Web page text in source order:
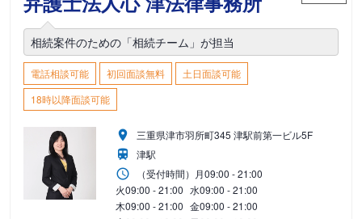
相続案件のための「相続チーム」が担当
電話相談可能 初回面談無料
土日面談可能
18時以降面談可能
三重県津市羽所町345 津駅前第一ビル5F
津駅
（受付時間） 月09:00 - 21:00
火09:00 - 21:00 水09:00 - 21:00
木09:00 - 21:00 金09:00 - 21:00